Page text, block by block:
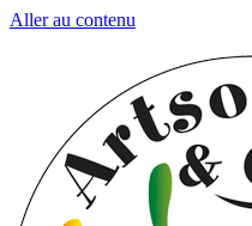
Aller au contenu